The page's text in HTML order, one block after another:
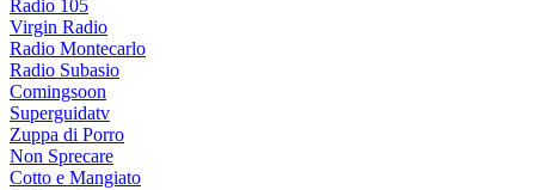
Radio 105
Virgin Radio
Radio Montecarlo
Radio Subasio
Comingsoon
Superguidatv
Zuppa di Porro
Non Sprecare
Cotto e Mangiato